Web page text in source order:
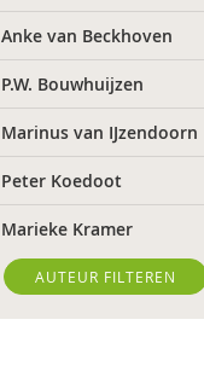
Anke van Beckhoven
P.W. Bouwhuijzen
Marinus van IJzendoorn
Peter Koedoot
Marieke Kramer
Wietse de Lege
Maarten van der Linde
AUTEUR FILTEREN